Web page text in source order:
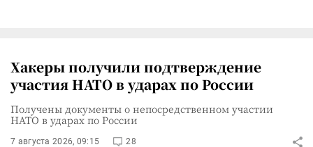
Хакеры получили подтверждение
участия НАТО в ударах по России
Получены документы о непосредственном участии
НАТО в ударах по России
7 августа 2026, 09:15 28